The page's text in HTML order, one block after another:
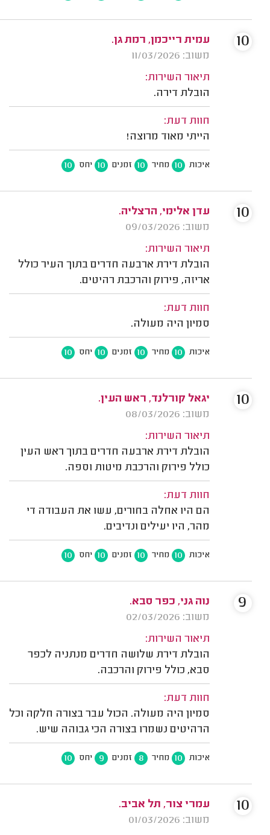
עמית רייכמן, רמת גן.
משוב: 11/03/2026
תיאור השירות:
הובלת דירה.
חוות דעת:
הייתי מאוד מרוצה!
איכות 10 מחיר 10 זמנים 10 יחס 10
10
עדן אלימי, הרצליה.
משוב: 09/03/2026
תיאור השירות:
הובלת דירת ארבעה חדרים בתוך העיר כולל
אריזה, פירוק והרכבת רהיטים.
חוות דעת:
סמיון היה מעולה.
איכות 10 מחיר 10 זמנים 10 יחס 10
10
יגאל קורלנד, ראש העין.
משוב: 08/03/2026
תיאור השירות:
הובלת דירת ארבעה חדרים בתוך ראש העין
כולל פירוק והרכבת מיטות וספה.
חוות דעת:
הם היו אחלה בחורים, עשו את העבודה די
מהר, היו יעילים ונדיבים.
איכות 10 מחיר 10 זמנים 10 יחס 10
10
נוה גני, כפר סבא.
משוב: 02/03/2026
תיאור השירות:
הובלת דירת שלושה חדרים מנתניה לכפר
סבא, כולל פירוק והרכבה.
חוות דעת:
סמיון היה מעולה. הכול עבר בצורה חלקה וכל
הרהיטים נשמרו בצורה הכי גבוהה שיש.
איכות 10 מחיר 8 זמנים 9 יחס 10
9
עמרי צור, תל אביב.
משוב: 01/03/2026
10